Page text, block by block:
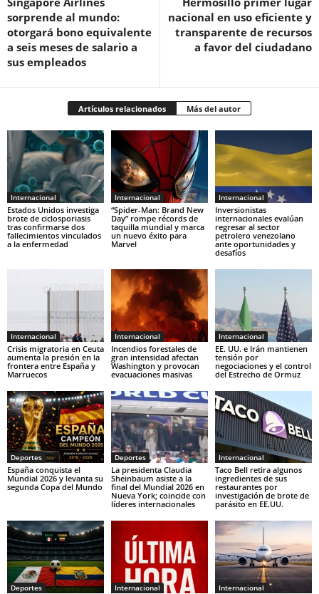
sorprende al mundo:
otorgará bono equivalente
a seis meses de salario a
sus empleados
nacional en uso eficiente y
transparente de recursos
a favor del ciudadano
Artículos relacionados Más del autor
Internacional
Estados Unidos investiga
brote de ciclosporiasis
tras confirmarse dos
fallecimientos vinculados
a la enfermedad
Internacional
“Spider-Man: Brand New
Day” rompe récords de
taquilla mundial y marca
un nuevo éxito para
Marvel
Internacional
Inversionistas
internacionales evalúan
regresar al sector
petrolero venezolano
ante oportunidades y
desafíos
Internacional
Crisis migratoria en Ceuta
aumenta la presión en la
frontera entre España y
Marruecos
Internacional
Incendios forestales de
gran intensidad afectan
Washington y provocan
evacuaciones masivas
Internacional
EE. UU. e Irán mantienen
tensión por
negociaciones y el control
del Estrecho de Ormuz
Deportes
España conquista el
Mundial 2026 y levanta su
segunda Copa del Mundo
Deportes
La presidenta Claudia
Sheinbaum asiste a la
final del Mundial 2026 en
Nueva York; coincide con
líderes internacionales
Internacional
Taco Bell retira algunos
ingredientes de sus
restaurantes por
investigación de brote de
parásito en EE.UU.
Deportes Internacional Internacional